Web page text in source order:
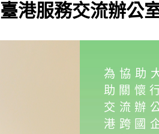
臺港服務交流辦公
為協助
助關懷
交流辦
港跨國